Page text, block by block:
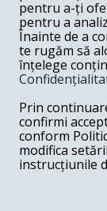
Lucian
Strategie? La
și Dragnea
Ciolacului
ortodocși.
tâmpeniile
mari politicieni
pentru a-ți
pentru a
Înainte de a
te rugăm să
înțelege
Prin
confirmi
conform
modifica
instrucțiunile